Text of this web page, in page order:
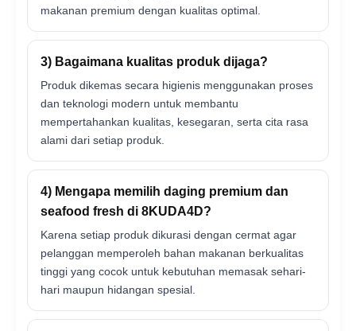
makanan premium dengan kualitas optimal.
3) Bagaimana kualitas produk dijaga?
Produk dikemas secara higienis menggunakan proses
dan teknologi modern untuk membantu
mempertahankan kualitas, kesegaran, serta cita rasa
alami dari setiap produk.
4) Mengapa memilih daging premium dan
seafood fresh di 8KUDA4D?
Karena setiap produk dikurasi dengan cermat agar
pelanggan memperoleh bahan makanan berkualitas
tinggi yang cocok untuk kebutuhan memasak sehari-
hari maupun hidangan spesial.